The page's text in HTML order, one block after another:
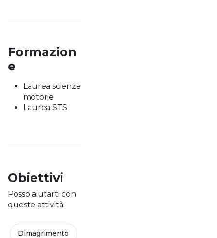
Formazion
e
Laurea scienze
motorie
Laurea STS
Obiettivi
Posso aiutarti con
queste attività:
Dimagrimento